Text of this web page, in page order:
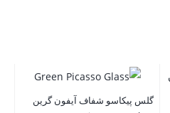
گلس پیکاسو شفاف آیفون گرین